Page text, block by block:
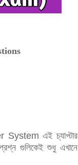
System এই চ্যাপ্টার
গুলিকেই শুধু এখানে